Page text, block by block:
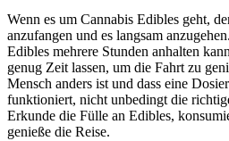
Wenn es um Cannabis Edibles geht,
anzufangen und es langsam
Edibles mehrere Stunden anhalten
genug Zeit lassen, um die Fahrt zu
Mensch anders ist und dass eine
funktioniert, nicht unbedingt die
Erkunde die Fülle an Edibles,
genieße die Reise.